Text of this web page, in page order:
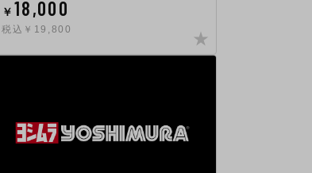
￥ 18,000
税込￥19,800